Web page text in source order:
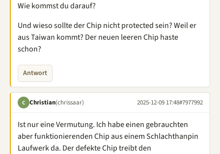
Wie kommst du darauf?
Und wieso sollte der Chip nicht protected sein? Weil er
aus Taiwan kommt? Der neuen leeren Chip haste
schon?
Antwort
C Christian(chrissaar) 2025-12-09 17:48#7977992
Ist nur eine Vermutung. Ich habe einen gebrauchten
aber funktionierenden Chip aus einem Schlachthanpin
Laufwerk da. Der defekte Chip treibt den